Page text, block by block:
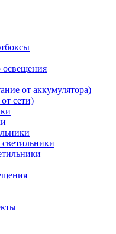
освещения
от аккумулятора)
сети)